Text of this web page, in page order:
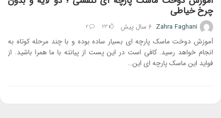
چرخ خیاطی
Zahra Faghani 6 سال پیش 23
2
آموزش دوخت ماسک پارچه ای بسیار ساده بوده و با چند مرحله کوتاه به
انجام خواهد رسید. کافی است در این پست از پیانته با ما همرا باشید. از
فواید این ماسک پارچه ای این…